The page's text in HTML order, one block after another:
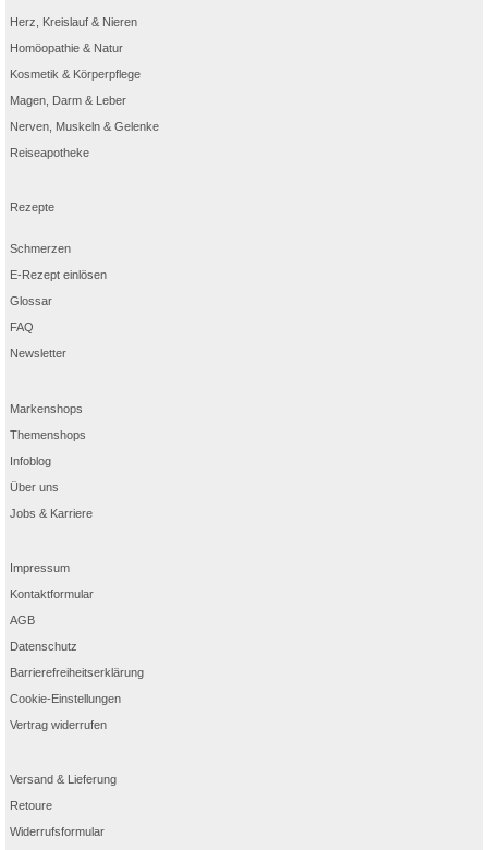
Herz, Kreislauf & Nieren
Homöopathie & Natur
Kosmetik & Körperpflege
Magen, Darm & Leber
Nerven, Muskeln & Gelenke
Reiseapotheke
Rezepte
Schmerzen
E-Rezept einlösen
Glossar
FAQ
Newsletter
Markenshops
Themenshops
Infoblog
Über uns
Jobs & Karriere
Impressum
Kontaktformular
AGB
Datenschutz
Barrierefreiheitserklärung
Cookie-Einstellungen
Vertrag widerrufen
Versand & Lieferung
Retoure
Widerrufsformular